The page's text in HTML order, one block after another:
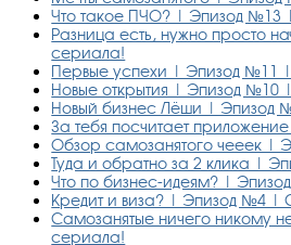
Что такое ПЧО? | Эпизод №13
Разница есть, нужно просто
сериала!
Первые успехи | Эпизод №11
Новые открытия | Эпизод №10
Новый бизнес Лёши | Эпизод
За тебя посчитает
Обзор самозанятого чееек |
Туда и обратно за 2 клика |
Что по бизнес-идеям? |
Кредит и виза? | Эпизод №4 |
Самозанятые ничего никому
сериала!